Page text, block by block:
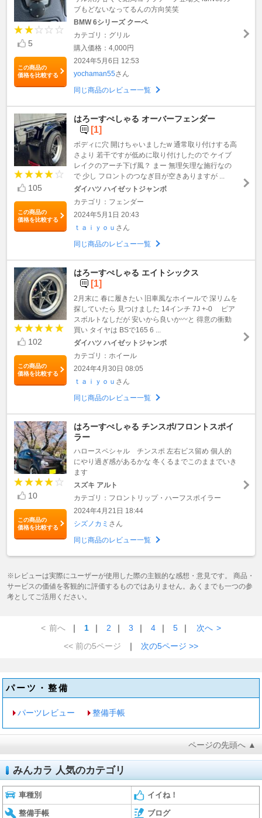
5
この商品の
価格を比較する
ブもどないなってるんの方向笑笑
BMW 6シリーズ クーペ
カテゴリ：グリル
購入価格：4,000円
2024年5月6日 12:53
yochaman55さん
同じ商品のレビュー一覧
105
この商品の
価格を比較する
はろーすぺしゃる オーバーフェンダー
[1]
ボディに穴 開けちゃいましたw 通常取り付けする高
さより 若干ですが低めに取り付けしたので ケイブ
レイクのアーチ下げ風？ まー 無理矢理な施行なの
で 少し フロントのつなぎ目が空きありますが ...
ダイハツ ハイゼットジャンボ
カテゴリ：フェンダー
2024年5月1日 20:43
ｔａｉｙｏｕ さん
同じ商品のレビュー一覧
102
この商品の
価格を比較する
はろーすぺしゃる エイトシックス
[1]
2月末に 春に履きたい 旧車風なホイールで 深リムを
探していたら 見つけました 14インチ 7J +-0 ピア
スボルトなしだが 安いから良いか〰️と 得意の衝動
買い タイヤは BSで165 6 ...
ダイハツ ハイゼットジャンボ
カテゴリ：ホイール
2024年4月30日 08:05
ｔａｉｙｏｕ さん
同じ商品のレビュー一覧
10
この商品の
価格を比較する
はろーすぺしゃる チンスポ/フロントスポイ
ラー
ハロースペシャル チンスポ 左右ビス留め 個人的
にやり過ぎ感があるかな 冬くるまでこのままでいき
ます
スズキ アルト
カテゴリ：フロントリップ・ハーフスポイラー
2024年4月21日 18:44
シズノカミ さん
同じ商品のレビュー一覧
※レビューは実際にユーザーが使用した際の主観的な感想・意見です。 商品・
サービスの価値を客観的に評価するものではありません。あくまでも一つの参
考としてご活用ください。
< 前へ ｜ 1 ｜ 2 ｜ 3 ｜ 4 ｜ 5 ｜ 次へ >
<< 前の5ページ
｜ 次の5ページ >>
パーツ・整備
パーツレビュー 整備手帳
ページの先頭へ ▲
みんカラ 人気のカテゴリ
車種別 イイね！
整備手帳 ブログ